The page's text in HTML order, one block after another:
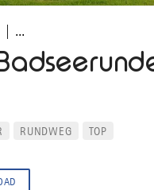
...
RUNDWEG TOP